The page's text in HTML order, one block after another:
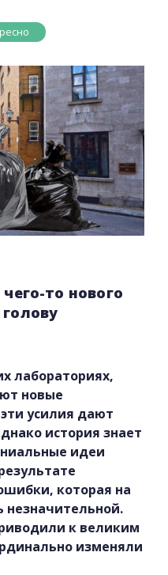
то нового
лабораториях,
новые
усилия дают
история знает
идеи
которая на
незначительной.
к великим
изменяли